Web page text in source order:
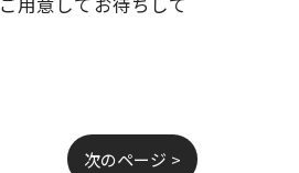
次のページ >